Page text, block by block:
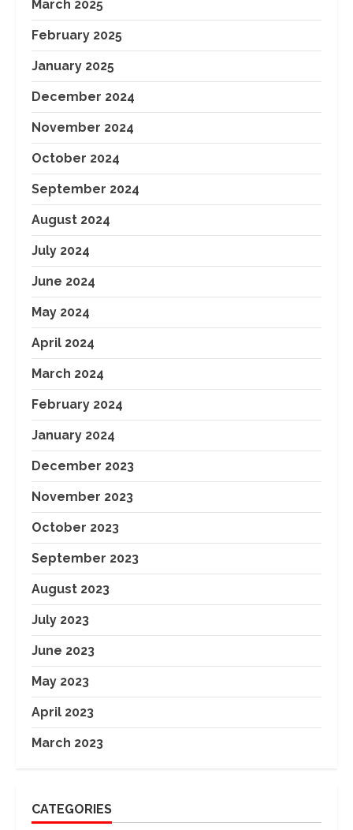
March 2025
February 2025
January 2025
December 2024
November 2024
October 2024
September 2024
August 2024
July 2024
June 2024
May 2024
April 2024
March 2024
February 2024
January 2024
December 2023
November 2023
October 2023
September 2023
August 2023
July 2023
June 2023
May 2023
April 2023
March 2023
CATEGORIES